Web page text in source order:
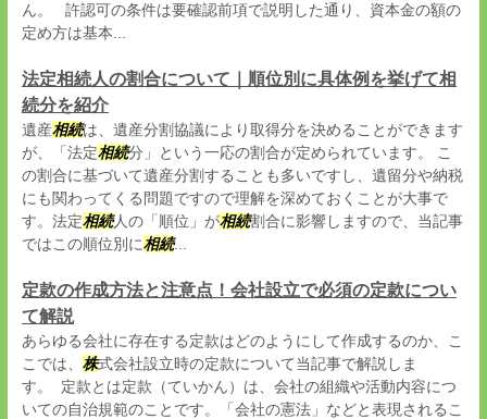
ん。 許認可の条件は要確認前項で説明した通り、資本金の額の
定め方は基本...
法定相続人の割合について｜順位別に具体例を挙げて相
続分を紹介
遺産相続は、遺産分割協議により取得分を決めることができます
が、「法定相続分」という一応の割合が定められています。 こ
の割合に基づいて遺産分割することも多いですし、遺留分や納税
にも関わってくる問題ですので理解を深めておくことが大事で
す。法定相続人の「順位」が相続割合に影響しますので、当記事
ではこの順位別に相続...
定款の作成方法と注意点！会社設立で必須の定款につい
て解説
あらゆる会社に存在する定款はどのようにして作成するのか、こ
こでは、 株式会社設立時の定款について当記事で解説しま
す。 定款とは定款（ていかん）は、会社の組織や活動内容につ
いての自治規範のことです。「会社の憲法」などと表現されるこ